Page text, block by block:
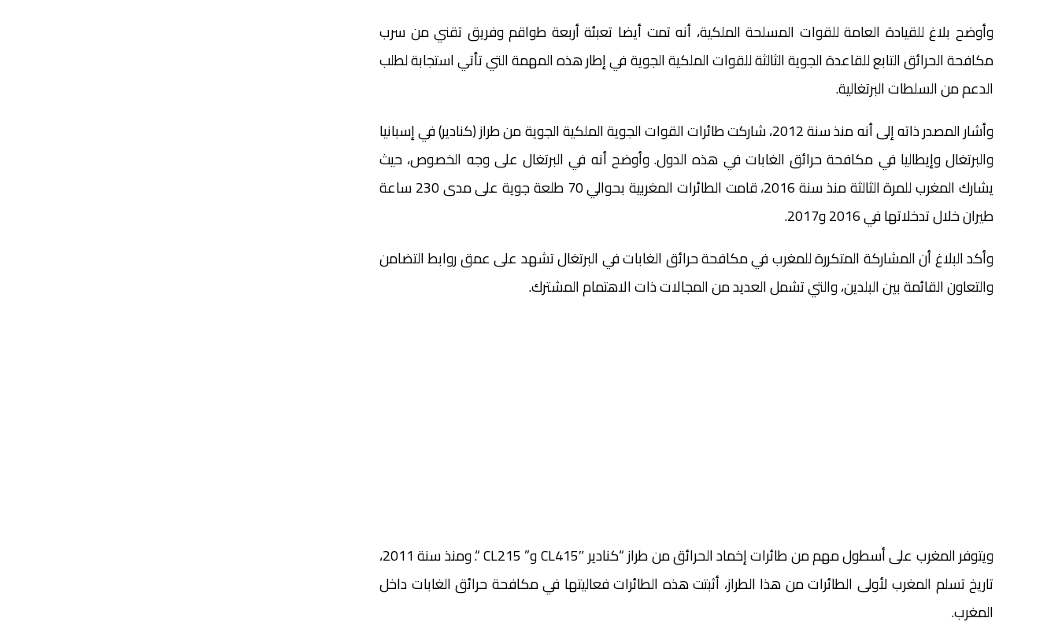
وأوضح بلاغ للقيادة العامة للقوات المسلحة الملكية، أنه تمت أيضا تعبئة أربعة طواقم وفريق تقني من سرب
مكافحة الحرائق التابع للقاعدة الجوية الثالثة للقوات الملكية الجوية في إطار هذه المهمة التي تأتي استجابة لطلب
الدعم من السلطات البرتغالية.
وأشار المصدر ذاته إلى أنه منذ سنة 2012، شاركت طائرات القوات الجوية الملكية الجوية من طراز (كنادير) في إسبانيا
والبرتغال وإيطاليا في مكافحة حرائق الغابات في هذه الدول. وأوضح أنه في البرتغال على وجه الخصوص، حيث
يشارك المغرب للمرة الثالثة منذ سنة 2016، قامت الطائرات المغربية بحوالي 70 طلعة جوية على مدى 230 ساعة
طيران خلال تدخلاتها في 2016 و2017.
وأكد البلاغ أن المشاركة المتكررة للمغرب في مكافحة حرائق الغابات في البرتغال تشهد على عمق روابط التضامن
والتعاون القائمة بين البلدين، والتي تشمل العديد من المجالات ذات الاهتمام المشترك.
ويتوفر المغرب على أسطول مهم من طائرات إخماد الحرائق من طراز “كنادير CL415″ و” CL215 “. ومنذ سنة 2011،
تاريخ تسلم المغرب لأولى الطائرات من هذا الطراز، أثبتت هذه الطائرات فعاليتها في مكافحة حرائق الغابات داخل
المغرب.